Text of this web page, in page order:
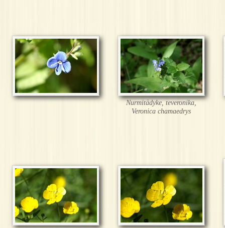
Nurmitädyke, teveronika,
Veronica chamaedrys